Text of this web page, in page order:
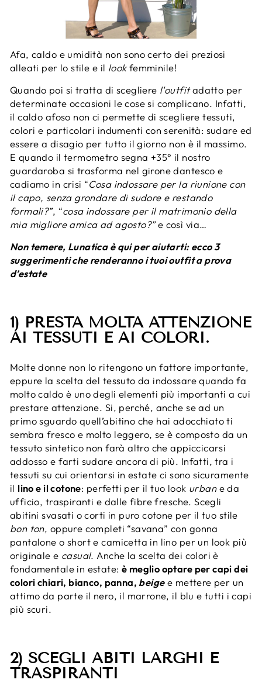
Afa, caldo e umidità non sono certo dei preziosi
alleati per lo stile e il lookfemminile!
Quando poi si tratta di scegliere l'outfitadatto per
determinate occasioni le cose si complicano. Infatti,
il caldo afoso non ci permette di scegliere tessuti,
colori e particolari indumenti con serenità: sudare ed
essere a disagio per tutto il giorno non è il massimo.
E quando il termometro segna +35° il nostro
guardaroba si trasforma nel girone dantesco e
cadiamo in crisi “Cosa indossare per la riunione con
il capo, senza grondare di sudore e restando
formali?”, “cosa indossare per il matrimonio della
mia migliore amica ad agosto?”e così via…
Non temere, Lunatica è qui per aiutarti: ecco 3
suggerimenti che renderanno i tuoi outfit a prova
d’estate
1) PRESTA MOLTA ATTENZIONE
AI TESSUTI E AI COLORI.
Molte donne non lo ritengono un fattore importante,
eppure la scelta del tessuto da indossare quando fa
molto caldo è uno degli elementi più importanti a cui
prestare attenzione. Si, perché, anche se ad un
primo sguardo quell’abitino che hai adocchiato ti
sembra fresco e molto leggero, se è composto da un
tessuto sintetico non farà altro che appiccicarsi
addosso e farti sudare ancora di più. Infatti, tra i
tessuti su cui orientarsi in estate ci sono sicuramente
il lino e il cotone: perfetti per il tuo look urbane da
ufficio, traspiranti e dalle fibre fresche. Scegli
abitini svasati o corti in puro cotone per il tuo stile
bon ton, oppure completi “savana” con gonna
pantalone o short e camicetta in lino per un look più
originale e casual. Anche la scelta dei colori è
fondamentale in estate: è meglio optare per capi dei
colori chiari, bianco, panna, beigee mettere per un
attimo da parte il nero, il marrone, il blu e tutti i capi
più scuri.
2) SCEGLI ABITI LARGHI E
TRASPIRANTI